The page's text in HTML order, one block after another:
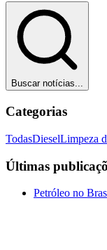
Buscar notícias...
Categorias
TodasDieselLimpeza
Últimas
Petróleo no